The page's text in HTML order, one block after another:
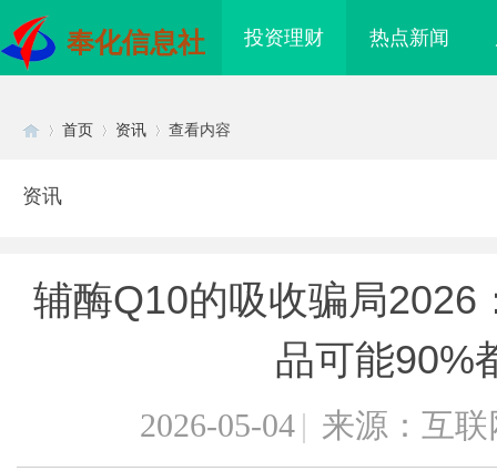
奉化信息社 投资理财 热点新闻
首页 资讯 查看内容
资讯
辅酶Q10的吸收骗局2026
品可能90%
2026-05-04 | 来源：互联